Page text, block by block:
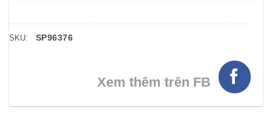
SKU: SP96376
Xem thêm trên FB